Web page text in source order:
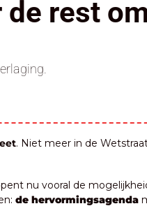
van Belgiërest
. Niet meer in de
nu vooral de
de hervormingsagenda